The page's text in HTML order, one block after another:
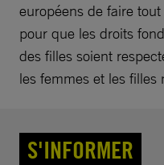
européens de faire
pour que les droits
des filles soient
les femmes et les filles
S'INFORMER